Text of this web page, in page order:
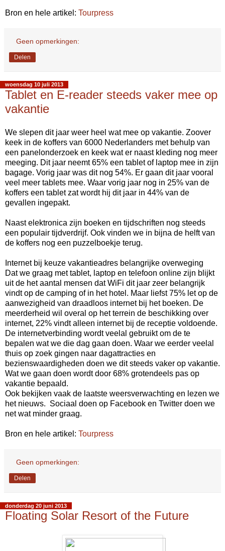
Bron en hele artikel: Tourpress
Geen opmerkingen:
Delen
woensdag 10 juli 2013
Tablet en E-reader steeds vaker mee op
vakantie
We slepen dit jaar weer heel wat mee op vakantie. Zoover
keek in de koffers van 6000 Nederlanders met behulp van
een panelonderzoek en keek wat er naast kleding nog meer
meeging. Dit jaar neemt 65% een tablet of laptop mee in zijn
bagage. Vorig jaar was dit nog 54%. Er gaan dit jaar vooral
veel meer tablets mee. Waar vorig jaar nog in 25% van de
koffers een tablet zat wordt hij dit jaar in 44% van de
gevallen ingepakt.
Naast elektronica zijn boeken en tijdschriften nog steeds
een populair tijdverdrijf. Ook vinden we in bijna de helft van
de koffers nog een puzzelboekje terug.
Internet bij keuze vakantieadres belangrijke overweging
Dat we graag met tablet, laptop en telefoon online zijn blijkt
uit de het aantal mensen dat WiFi dit jaar zeer belangrijk
vindt op de camping of in het hotel. Maar liefst 75% let op de
aanwezigheid van draadloos internet bij het boeken. De
meerderheid wil overal op het terrein de beschikking over
internet, 22% vindt alleen internet bij de receptie voldoende.
De internetverbinding wordt veelal gebruikt om de te
bepalen wat we die dag gaan doen. Waar we eerder veelal
thuis op zoek gingen naar dagattracties en
bezienswaardigheden doen we dit steeds vaker op vakantie.
Wat we gaan doen wordt door 68% grotendeels pas op
vakantie bepaald.
Ook bekijken vaak de laatste weersverwachting en lezen we
het nieuws. Sociaal doen op Facebook en Twitter doen we
net wat minder graag.
Bron en hele artikel: Tourpress
Geen opmerkingen:
Delen
donderdag 20 juni 2013
Floating Solar Resort of the Future